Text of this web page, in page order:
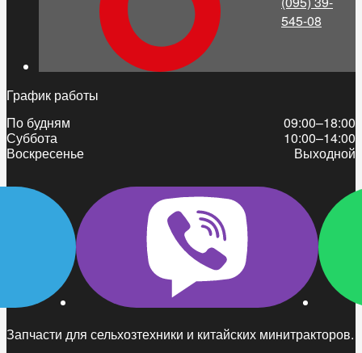
Запчасти для сельхозтехники и китайских минитракторов.
545-08
График работы
По будням
09:00–18:00
Суббота
10:00–14:00
Воскресенье
Выходной